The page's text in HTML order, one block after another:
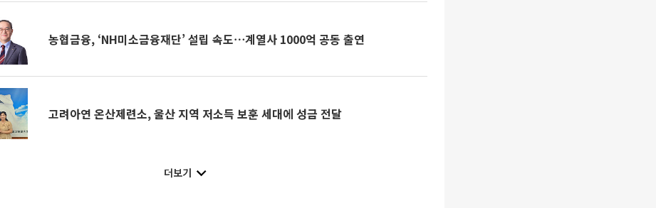
농협금융, ‘NH미소금융재단’ 설립 속도⋯계열사 1000억 공동 출연
고려아연 온산제련소, 울산 지역 저소득 보훈 세대에 성금 전달
더보기